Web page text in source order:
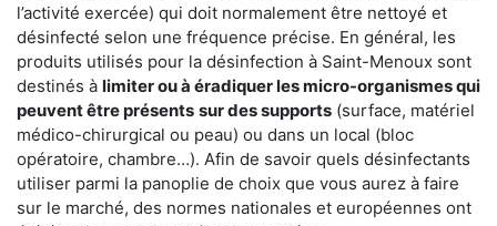
l’activité exercée) qui doit normalement être nettoyé et
désinfecté selon une fréquence précise. En général, les
produits utilisés pour la désinfection à Saint-Menoux sont
destinés à limiter ou à éradiquer les micro-organismes qui
peuvent être présents sur des supports (surface, matériel
médico-chirurgical ou peau) ou dans un local (bloc
opératoire, chambre…). Afin de savoir quels désinfectants
utiliser parmi la panoplie de choix que vous aurez à faire
sur le marché, des normes nationales et européennes ont